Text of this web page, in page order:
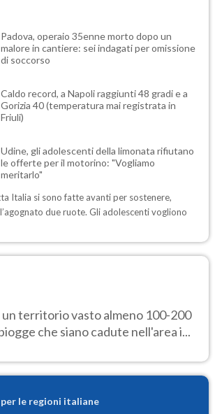
territorio vasto almeno 100-200
che siano cadute nell'area i...
Padova, operaio 35enne morto dopo un
malore in cantiere: sei indagati per omissione
di soccorso
Caldo record, a Napoli raggiunti 48 gradi e a
Gorizia 40 (temperatura mai registrata in
Friuli)
Udine, gli adolescenti della limonata rifiutano
le offerte per il motorino: "Vogliamo
meritarlo"
Italia si sono fatte avanti per sostenere,
due ruote. Gli adolescenti vogliono
le regioni italiane